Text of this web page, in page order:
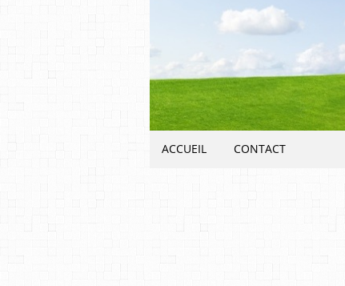
ACCUEIL CONTACT